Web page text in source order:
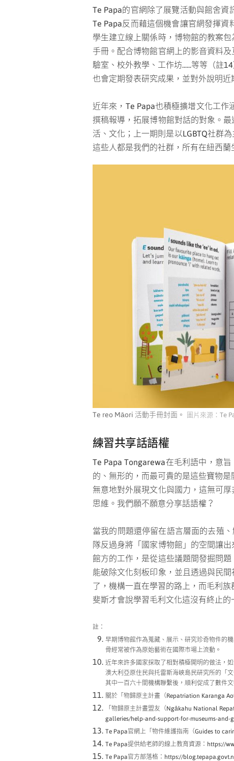
Te Papa的官網除了展覽活動與館舍
Te Papa反而藉這個機會讓官網發揮
學生建立線上關係時，博物館的教案
手冊 。配合博物館官網上的影音資料
驗室、校外教學、工作坊......等等（註
也會定期發表研究成果，並對外說明
近年來， Te Papa也積極擴增文化工
撰稿報導，拓展博物館對話的對象。
活、文化；上一期則是以LGBTQ社群
這些人都是我們的社群，所有在紐西
Te reo Māori 活動手冊封面。 圖片來源：Te
練習共享話語權
Te Papa Tongarewa在毛利語中，意
的、無形的，而最可貴的是這些寶物
無意地對外展現文化與國力，這無可
思維。我們願不願意分享話語權？
當我的問題還停留在語言層面的去殖
隊反過身將「國家博物館」的空間讓
館方的工作，是從這些議題間發掘問
能破除文化刻板印象，並且透過與民
了 ，機構一直在學習的路上，而毛利
斐斯才會說學習毛利文化這沒有終止
註：
早期博物館作為蒐藏、展示、研究珍奇物件的
骨經常被作為原始藝術在國際市場上流動。
近年來許多國家採取了相對積極開明的做法，
澳大利亞原住民與托雷斯海峽島民研究所的「
其中一百六十間機構聯繫後，順利促成了數件文
關於「物歸原主計畫（Repatriation Karanga
「物歸原主計畫盟友（Ngākahu National
galleries/help-and-support-for-museums-
Te Papa官網上「物件維護指南（Guides to
Te Papa提供給老師的線上教育資源：https://
Te Papa官方部落格：https://